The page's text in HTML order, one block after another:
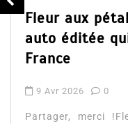
Fleur aux
auto éditée
France
9 Avr 2026 0
Partager, merci